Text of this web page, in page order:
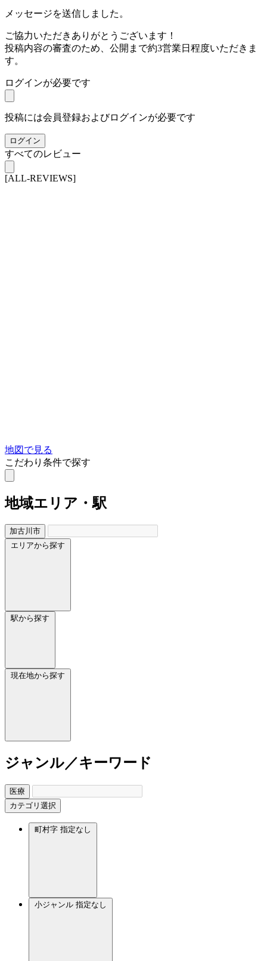
メッセージを送信しました。
ご協力いただきありがとうございます！
投稿内容の審査のため、公開まで約3営業日程度いただきま
す。
ログインが必要です
投稿には会員登録およびログインが必要です
ログイン
すべてのレビュー
[ALL-REVIEWS]
地図で見る
こだわり条件で探す
地域エリア・駅
加古川市
エリアから探す
駅から探す
現在地から探す
ジャンル／キーワード
医療
カテゴリ選択
町村字 指定なし
小ジャンル 指定なし